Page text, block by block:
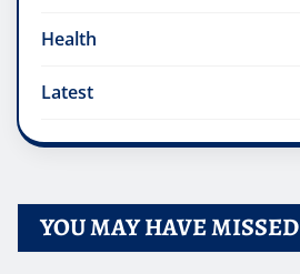
Health
Latest
YOU MAY HAVE MISSED